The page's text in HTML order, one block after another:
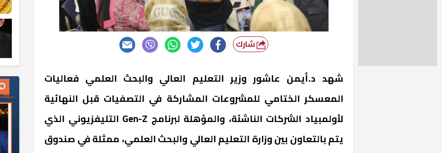
شارك
شهد د.أيمن عاشور وزير التعليم العالي والبحث العلمي فعاليات
المعسكر الختامي للمشروعات المشاركة في التصفيات قبل النهائية
لأولمبياد الشركات الناشئة، والمؤهلة لبرنامج Gen-Z التليفزيوني الذي
يتم بالتعاون بين وزارة التعليم العالي والبحث العلمي، ممثلة في صندوق